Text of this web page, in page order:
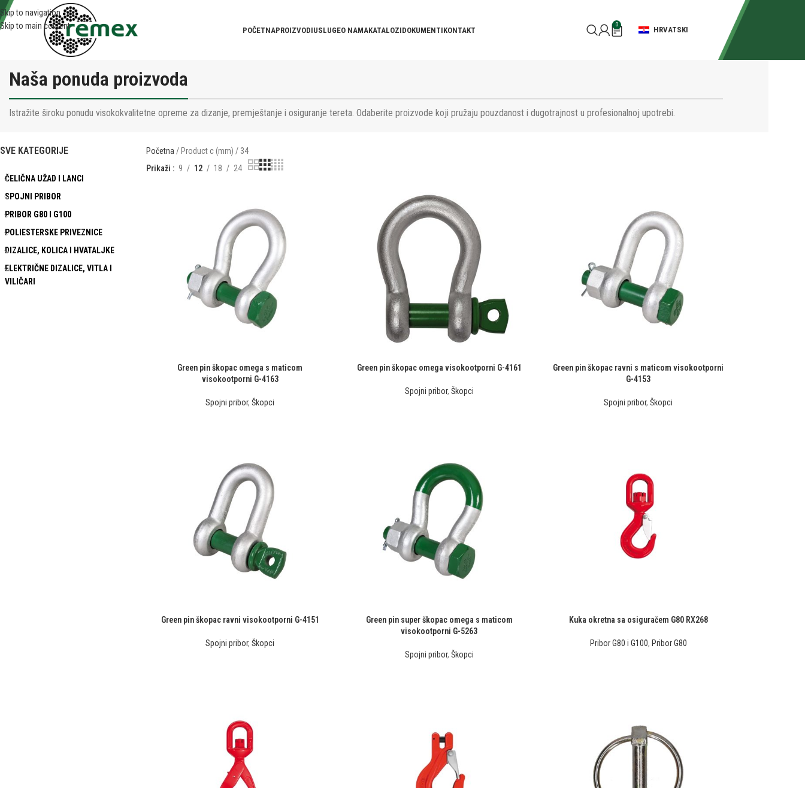
Skip to navigation
Skip to main content
POČETNAPROIZVODIUSLUGEO NAMAKATALOZIDOKUMENTIKONTAKT
0
HRVATSKI
Naša ponuda proizvoda
Istražite široku ponudu visokokvalitetne opreme za dizanje, premještanje i osiguranje tereta. Odaberite proizvode koji pružaju pouzdanost i dugotrajnost u profesionalnoj upotrebi.
SVE KATEGORIJE
ČELIČNA UŽAD I LANCI
SPOJNI PRIBOR
PRIBOR G80 I G100
POLIESTERSKE PRIVEZNICE
DIZALICE, KOLICA I HVATALJKE
ELEKTRIČNE DIZALICE, VITLA I
VILIČARI
Početna Product c (mm) 34
Prikaži
9 12 18 24
Green pin škopac omega s maticom
visokootporni G-4163
Spojni pribor,Škopci
Green pin škopac omega visokootporni G-4161
Spojni pribor, Škopci
Green pin škopac ravni s maticom visokootporni
G-4153
Spojni pribor,Škopci
Green pin škopac ravni visokootporni G-4151
Spojni pribor,Škopci
Green pin super škopac omega s maticom
visokootporni G-5263
Spojni pribor, Škopci
Kuka okretna sa osiguračem G80 RX268
Pribor G80 i G100, Pribor G80